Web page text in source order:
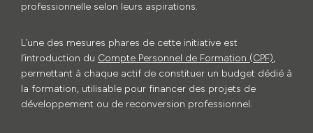
professionnelle selon leurs aspirations.
L’une des mesures phares de cette initiative est
l’introduction du Compte Personnel de Formation (CPF),
permettant à chaque actif de constituer un budget dédié à
la formation, utilisable pour financer des projets de
développement ou de reconversion professionnel.